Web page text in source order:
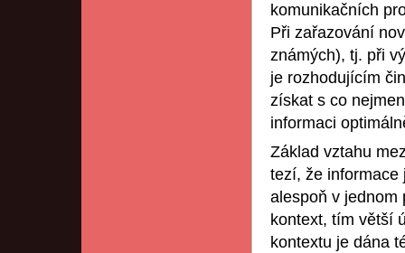
komunikačních
Při zařazování
známých), tj. při
je rozhodujícím
získat s co
informaci
Základ vztahu
tezí, že informace
alespoň v jednom
kontext, tím větší
kontextu je dána